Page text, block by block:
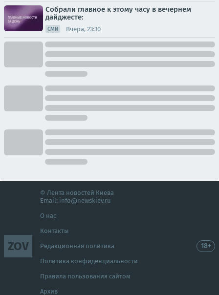
Собрали главное к этому часу в вечернем
дайджесте:
СМИ Вчера, 23:30
ZOV
© Лента новостей Киева
Email: info@newskiev.ru
О нас
Контакты
Редакционная политика
Политика конфиденциальности
Правила пользования сайтом
Архив
18+